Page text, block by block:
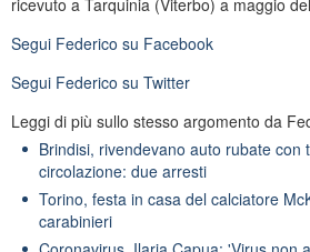
Segui Federico su Facebook
Segui Federico su Twitter
Leggi di più sullo stesso argomento da
Brindisi, rivendevano auto rubate con
circolazione: due arresti
Torino, festa in casa del calciatore
carabinieri